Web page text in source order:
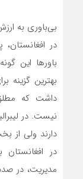
بی‌باوری به
در
باورها این
بهترین گزینه
داشت که
نیست. در
دارند ولی از
در
مدیریت، در